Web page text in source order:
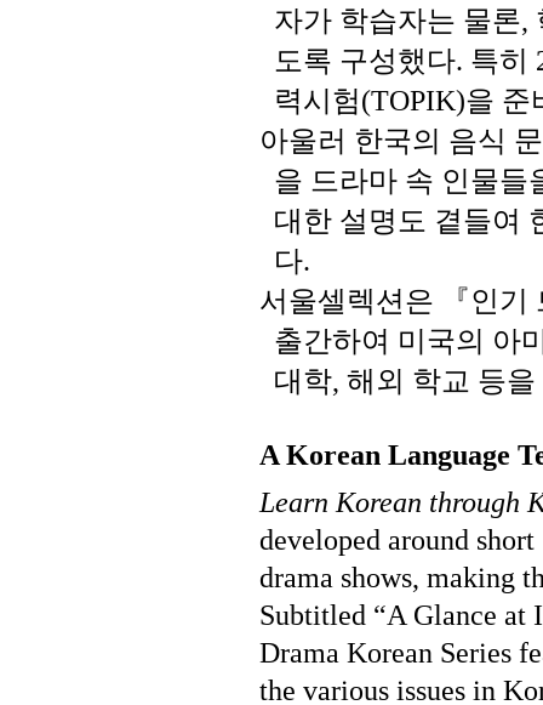
자가 학습자는 물론,
도록 구성했다. 특히
력시험(TOPIK)을 준
아울러 한국의 음식
을 드라마 속 인물들
대한 설명도 곁들여
다.
서울셀렉션은 『인기
출간하여 미국의 아
대학,해외 학교 등을
A Korean Language
Learn Korean through
developed around
drama shows, making
Subtitled “A Glance at
Drama Korean Series
the various issues in